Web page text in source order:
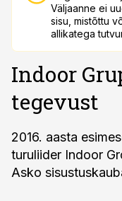
Väljaanne ei
sisu, mistõttu
allikatega
Indoor
tegevust
2016. aasta
turuliider Indoor
Asko